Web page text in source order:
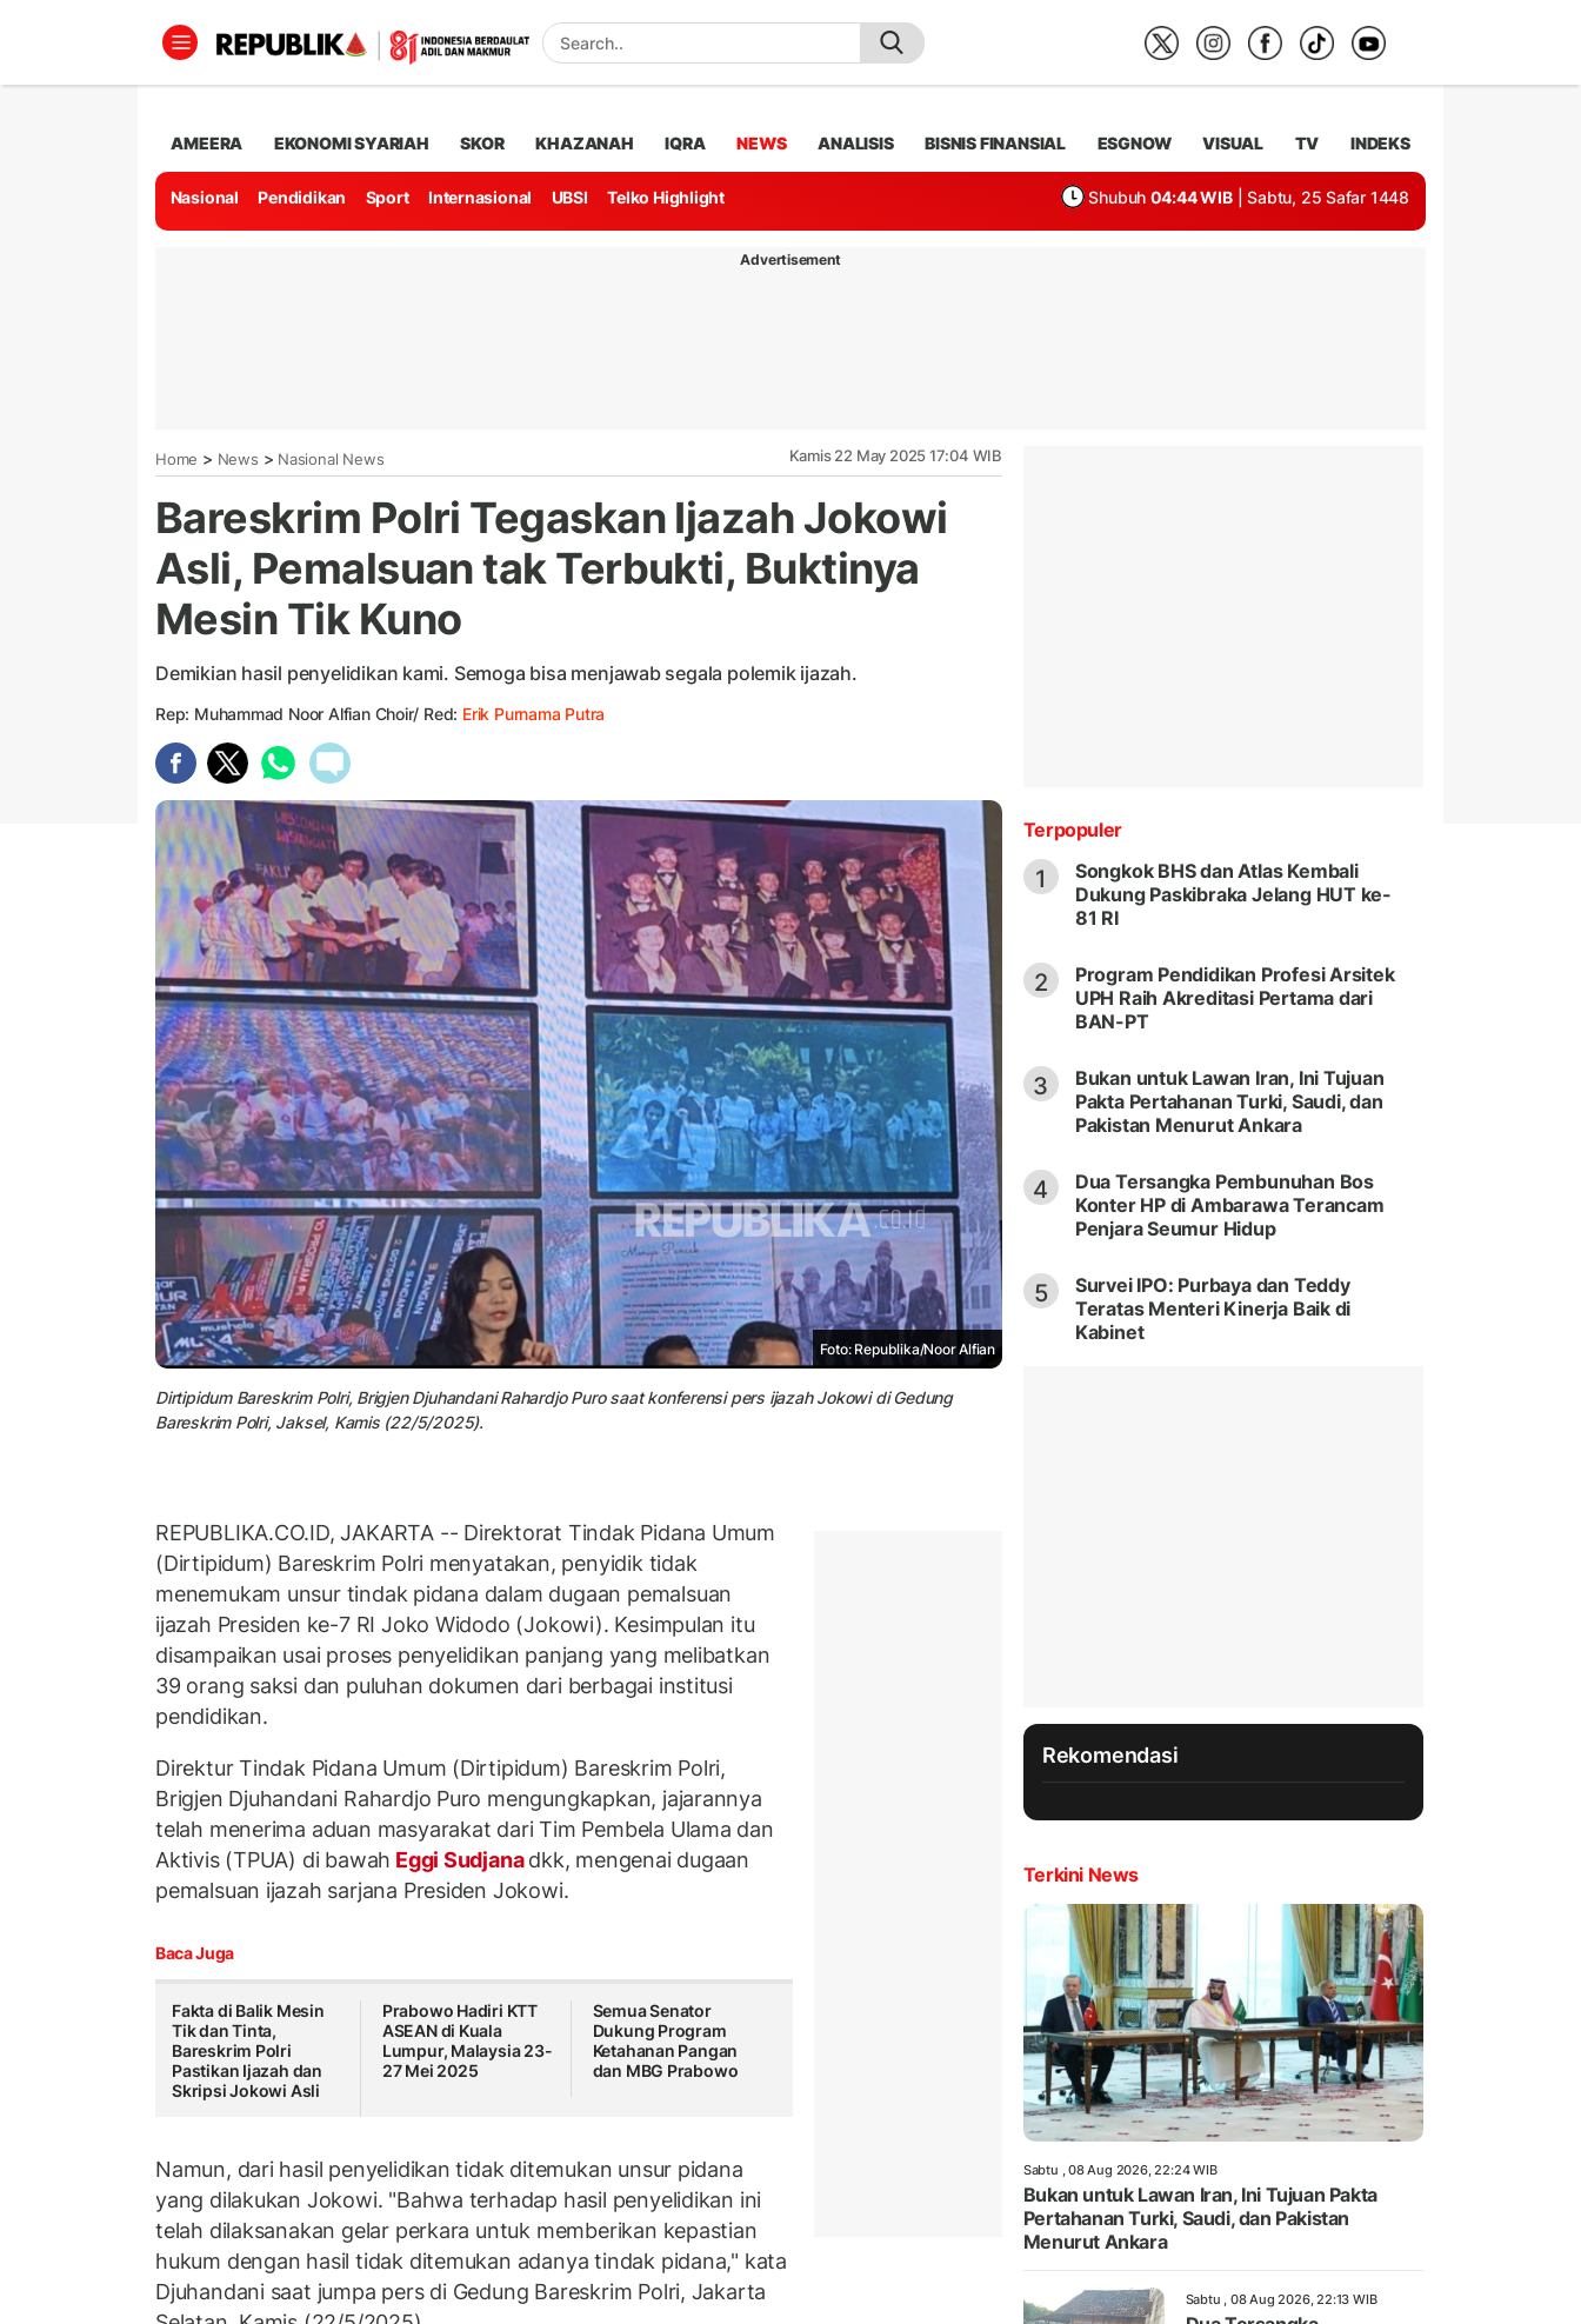
AMEERA EKONOMI SYARIAH SKOR KHAZANAH IQRA NEWS ANALISIS BISNIS FINANSIAL ESGNOW VISUAL TV INDEKS
Nasional Pendidikan Sport Internasional UBSI Telko Highlight Shubuh 04:44 WIB | Sabtu, 25 Safar 1448
Advertisement
Home > News > Nasional News Kamis 22 May 2025 17:04 WIB
Bareskrim Polri Tegaskan Ijazah Jokowi
Asli, Pemalsuan tak Terbukti, Buktinya
Mesin Tik Kuno
Demikian hasil penyelidikan kami. Semoga bisa menjawab segala polemik ijazah.
Rep: Muhammad Noor Alfian Choir/ Red: Erik Purnama Putra
Foto: Republika/Noor Alfian
Dirtipidum Bareskrim Polri, Brigjen Djuhandani Rahardjo Puro saat konferensi pers ijazah Jokowi di Gedung
Bareskrim Polri, Jaksel, Kamis (22/5/2025).
REPUBLIKA.CO.ID, JAKARTA -- Direktorat Tindak Pidana Umum
(Dirtipidum) Bareskrim Polri menyatakan, penyidik tidak
menemukam unsur tindak pidana dalam dugaan pemalsuan
ijazah Presiden ke-7 RI Joko Widodo (Jokowi). Kesimpulan itu
disampaikan usai proses penyelidikan panjang yang melibatkan
39 orang saksi dan puluhan dokumen dari berbagai institusi
pendidikan.
Direktur Tindak Pidana Umum (Dirtipidum) Bareskrim Polri,
Brigjen Djuhandani Rahardjo Puro mengungkapkan, jajarannya
telah menerima aduan masyarakat dari Tim Pembela Ulama dan
Aktivis (TPUA) di bawah Eggi Sudjanadkk, mengenai dugaan
pemalsuan ijazah sarjana Presiden Jokowi.
Baca Juga
Fakta di Balik Mesin
Tik dan Tinta,
Bareskrim Polri
Pastikan Ijazah dan
Skripsi Jokowi Asli
Prabowo Hadiri KTT
ASEAN di Kuala
Lumpur, Malaysia 23-
27 Mei 2025
Semua Senator
Dukung Program
Ketahanan Pangan
dan MBG Prabowo
Namun, dari hasil penyelidikan tidak ditemukan unsur pidana
yang dilakukan Jokowi. "Bahwa terhadap hasil penyelidikan ini
telah dilaksanakan gelar perkara untuk memberikan kepastian
hukum dengan hasil tidak ditemukan adanya tindak pidana," kata
Djuhandani saat jumpa pers di Gedung Bareskrim Polri, Jakarta
Terpopuler
1
Songkok BHS dan Atlas Kembali
Dukung Paskibraka Jelang HUT ke-
81 RI
2
Program Pendidikan Profesi Arsitek
UPH Raih Akreditasi Pertama dari
BAN-PT
3
Bukan untuk Lawan Iran, Ini Tujuan
Pakta Pertahanan Turki, Saudi, dan
Pakistan Menurut Ankara
4
Dua Tersangka Pembunuhan Bos
Konter HP di Ambarawa Terancam
Penjara Seumur Hidup
5
Survei IPO: Purbaya dan Teddy
Teratas Menteri Kinerja Baik di
Kabinet
Rekomendasi
Terkini News
Sabtu , 08 Aug 2026, 22:24 WIB
Bukan untuk Lawan Iran, Ini Tujuan Pakta
Pertahanan Turki, Saudi, dan Pakistan
Menurut Ankara
Sabtu , 08 Aug 2026, 22:13 WIB